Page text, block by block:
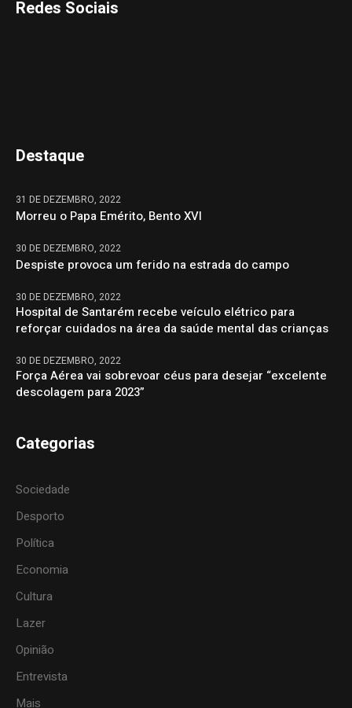
Redes Sociais
Destaque
31 DE DEZEMBRO, 2022
Morreu o Papa Emérito, Bento XVI
30 DE DEZEMBRO, 2022
Despiste provoca um ferido na estrada do campo
30 DE DEZEMBRO, 2022
Hospital de Santarém recebe veículo elétrico para
reforçar cuidados na área da saúde mental das crianças
30 DE DEZEMBRO, 2022
Força Aérea vai sobrevoar céus para desejar “excelente
descolagem para 2023”
Categorias
Sociedade
Desporto
Política
Economia
Cultura
Lazer
Opinião
Entrevista
Mais